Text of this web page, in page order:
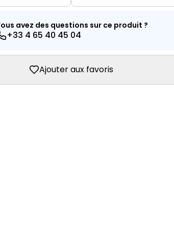
avez des questions sur ce produit ?
+33 4 65 40 45 04
Ajouter aux favoris